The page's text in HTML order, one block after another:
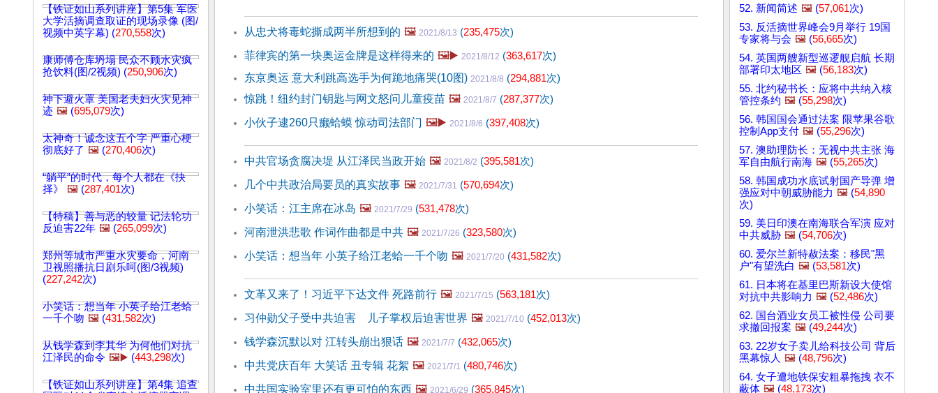
【铁证如山系列讲座】第5集 军医
大学活摘调查取证的现场录像 (图/
视频中英字幕) (270,558次)
康师傅仓库坍塌 民众不顾水灾疯
抢饮料(图/2视频) (250,906次)
神下避火罩 美国老夫妇火灾见神
迹 🖼️ (695,079次)
太神奇！诚念这五个字 严重心梗
彻底好了 🖼️ (270,406次)
“躺平”的时代，每个人都在《抉
择》
🖼️ (287,401次)
【特稿】善与恶的较量 记法轮功
反迫害22年 🖼️ (265,099次)
郑州等城市严重水灾要命，河南
卫视照播抗日剧乐呵(图/3视频)
(227,242次)
小笑话：想当年 小英子给江老蛤
一千个吻 🖼️ (431,582次)
从钱学森到李其华 为何他们对抗
江泽民的命令 🖼️▶️ (443,298次)
【铁证如山系列讲座】第4集 追查
从忠犬将毒蛇撕成两半所想到的 🖼️ 2021/8/13 (235,475次)
菲律宾的第一块奥运金牌是这样得来的 🖼️▶️ 2021/8/12 (363,617次)
东京奥运 意大利跳高选手为何跪地痛哭(10图) 2021/8/8 (294,881次)
惊跳！纽约封门钥匙与网文怒问儿童疫苗 🖼️ 2021/8/7 (287,377次)
小伙子逮260只癞蛤蟆 惊动司法部门 🖼️▶️ 2021/8/6 (397,408次)
中共官场贪腐决堤 从江泽民当政开始 🖼️ 2021/8/2 (395,581次)
几个中共政治局要员的真实故事 🖼️ 2021/7/31 (570,694次)
小笑话：江主席在冰岛 🖼️ 2021/7/29 (531,478次)
河南泄洪悲歌 作词作曲都是中共 🖼️ 2021/7/26 (323,580次)
小笑话：想当年 小英子给江老蛤一千个吻 🖼️ 2021/7/20 (431,582次)
文革又来了！习近平下达文件 死路前行 🖼️ 2021/7/15 (563,181次)
习仲勋父子受中共迫害 儿子掌权后迫害世界 🖼️ 2021/7/10 (452,013次)
钱学森沉默以对 江转头崩出狠话 🖼️ 2021/7/7 (432,065次)
中共党庆百年 大笑话 丑专辑 花絮 🖼️ 2021/7/1 (480,746次)
中共国实验室里还有更可怕的东西 🖼️ 2021/6/29 (365,845次)
52. 新闻简述 🖼️ (57,061次)
53. 反活摘世界峰会9月举行 19国
专家将与会 🖼️ (56,665次)
54. 英国两艘新型巡逻舰启航 长期
部署印太地区 🖼️ (56,183次)
55. 北约秘书长：应将中共纳入核
管控条约 🖼️ (55,298次)
56. 韩国国会通过法案 限苹果谷歌
控制App支付 🖼️ (55,296次)
57. 澳助理防长：无视中共主张 海
军自由航行南海 🖼️ (55,265次)
58. 韩国成功水底试射国产导弹 增
强应对中朝威胁能力 🖼️ (54,890
次)
59. 美日印澳在南海联合军演 应对
中共威胁 🖼️ (54,706次)
60. 爱尔兰新特赦法案：移民"黑
户"有望洗白 🖼️ (53,581次)
61. 日本将在基里巴斯新设大使馆
对抗中共影响力 🖼️ (52,486次)
62. 国台酒业女员工被性侵 公司要
求撤回报案 🖼️ (49,244次)
63. 22岁女子卖儿给科技公司 背后
黑幕惊人 🖼️ (48,796次)
64. 女子遭地铁保安粗暴拖拽 衣不
蔽体 🖼️ (48,173次)